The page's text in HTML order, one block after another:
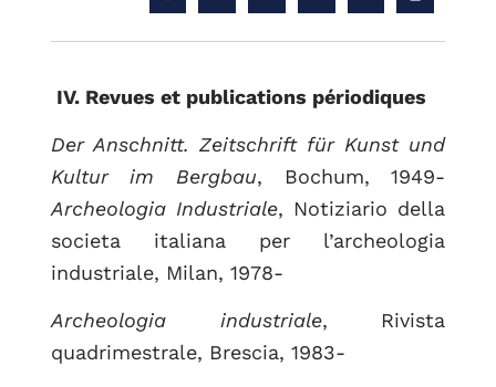
IV. Revues et publications périodiques
Der Anschnitt. Zeitschrift für Kunst und
Kultur im Bergbau, Bochum, 1949-
Archeologia Industriale, Notiziario della
societa italiana per l’archeologia
industriale, Milan, 1978-
Archeologia industriale, Rivista
quadrimestrale, Brescia, 1983-